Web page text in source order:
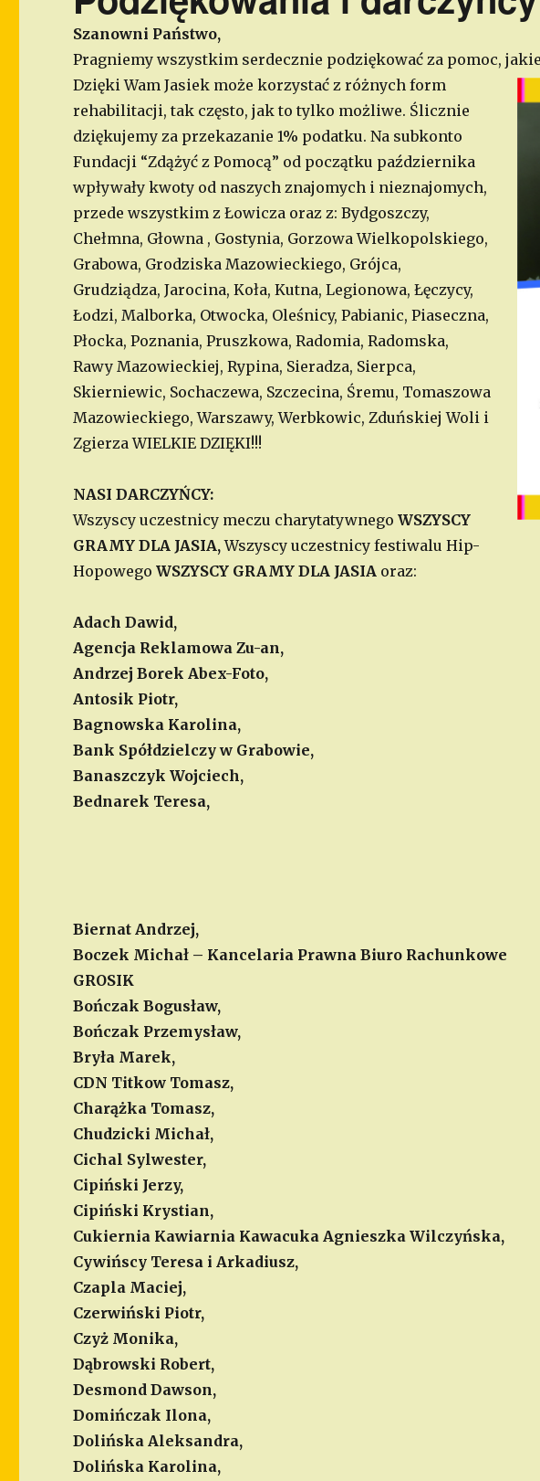
Szanowni Państwo,
Pragniemy wszystkim serdecznie podziękować za pomoc,
Dzięki Wam Jasiek może korzystać z różnych form
rehabilitacji, tak często, jak to tylko możliwe. Ślicznie
dziękujemy za przekazanie 1% podatku. Na subkonto
Fundacji “Zdążyć z Pomocą” od początku października
wpływały kwoty od naszych znajomych i nieznajomych,
przede wszystkim z Łowicza oraz z: Bydgoszczy,
Chełmna, Głowna , Gostynia, Gorzowa Wielkopolskiego,
Grabowa, Grodziska Mazowieckiego, Grójca,
Grudziądza, Jarocina, Koła, Kutna, Legionowa, Łęczycy,
Łodzi, Malborka, Otwocka, Oleśnicy, Pabianic, Piaseczna,
Płocka, Poznania, Pruszkowa, Radomia, Radomska,
Rawy Mazowieckiej, Rypina, Sieradza, Sierpca,
Skierniewic, Sochaczewa, Szczecina, Śremu, Tomaszowa
Mazowieckiego, Warszawy, Werbkowic, Zduńskiej Woli i
Zgierza WIELKIE DZIĘKI!!!
NASI DARCZYŃCY:
Wszyscy uczestnicy meczu charytatywnegoWSZYSCY
GRAMY DLA JASIA,Wszyscy uczestnicy festiwalu Hip-
HopowegoWSZYSCY GRAMY DLA JASIA oraz:
Adach Dawid,
Agencja Reklamowa Zu-an,
Andrzej Borek Abex-Foto,
Antosik Piotr,
Bagnowska Karolina,
Bank Spółdzielczy w Grabowie,
Banaszczyk Wojciech,
Bednarek Teresa,
Biernat Andrzej,
Boczek Michał – Kancelaria Prawna Biuro Rachunkowe
GROSIK
Bończak Bogusław,
Bończak Przemysław,
Bryła Marek,
CDN Titkow Tomasz,
Charążka Tomasz,
Chudzicki Michał,
Cichal Sylwester,
Cipiński Jerzy,
Cipiński Krystian,
Cukiernia Kawiarnia Kawacuka Agnieszka Wilczyńska,
Cywińscy Teresa i Arkadiusz,
Czapla Maciej,
Czerwiński Piotr,
Czyż Monika,
Dąbrowski Robert,
Desmond Dawson,
Domińczak Ilona,
Dolińska Aleksandra,
Dolińska Karolina,